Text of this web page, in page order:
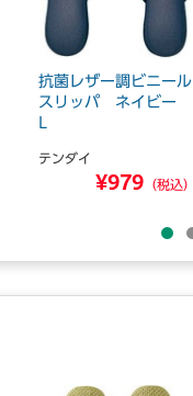
抗菌レザー調ビニール
スリッパ ネイビー
L
テンダイ
¥979 （税込）